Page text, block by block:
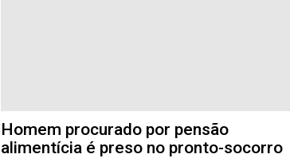
Homem procurado por pensão
alimentícia é preso no pronto-socorro